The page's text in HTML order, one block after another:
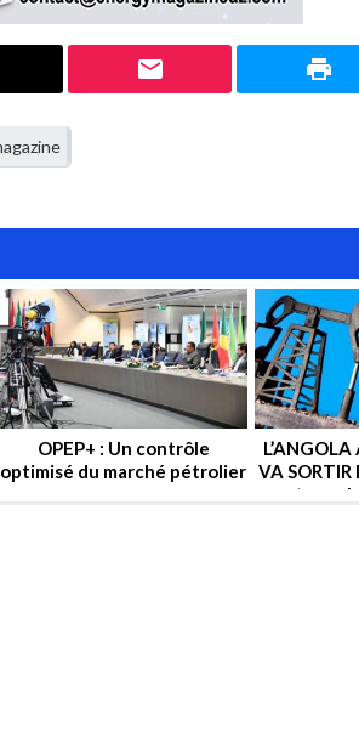
OPEP+ : Un contrôle
optimisé du marché pétrolier
L’ANGOLA
VA SORTIR
est